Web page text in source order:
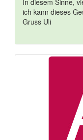
In diesem Sinne,
ich kann dieses
Gruss Uli